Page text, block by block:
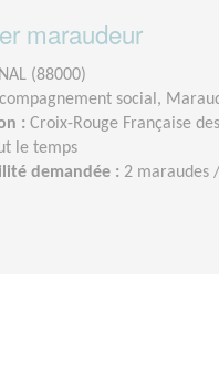
maraudeur
(88000)
social,
: Croix-Rouge Française
le temps
demandée : 2 maraudes